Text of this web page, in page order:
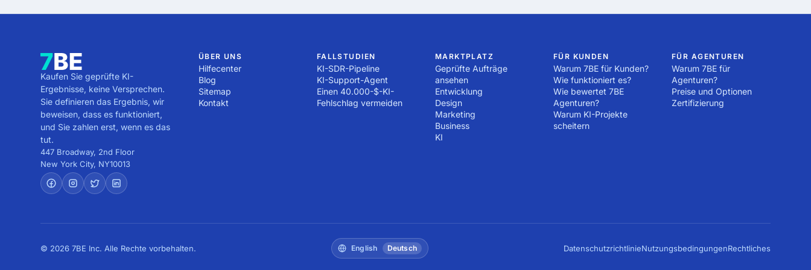
identifizieren, der zu Ihren Zielen passt und Mehrwert liefert.
Kaufen Sie geprüfte KI-
Ergebnisse, keine Versprechen.
Sie definieren das Ergebnis, wir
beweisen, dass es funktioniert,
und Sie zahlen erst, wenn es das
tut.
447 Broadway, 2nd Floor
New York City, NY10013
ÜBER UNS
Hilfecenter
Blog
Sitemap
Kontakt
FALLSTUDIEN
KI-SDR-Pipeline
KI-Support-Agent
Einen 40.000-$-KI-
Fehlschlag vermeiden
MARKTPLATZ
Geprüfte Aufträge
ansehen
Entwicklung
Design
Marketing
Business
KI
FÜR KUNDEN
Warum 7BE für Kunden?
Wie funktioniert es?
Wie bewertet 7BE
Agenturen?
Warum KI-Projekte
scheitern
FÜR AGENTUREN
Warum 7BE für
Agenturen?
Preise und Optionen
Zertifizierung
© 2026 7BE Inc. Alle Rechte vorbehalten. English Deutsch DatenschutzrichtlinieNutzungsbedingungenRechtliches